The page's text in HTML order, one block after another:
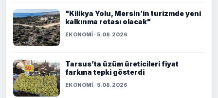
"Kilikya Yolu, Mersin’in turizmde yeni
kalkınma rotası olacak"
EKONOMİ · 5.08.2026
Tarsus’ta üzüm üreticileri fiyat
farkına tepki gösterdi
EKONOMİ · 5.08.2026